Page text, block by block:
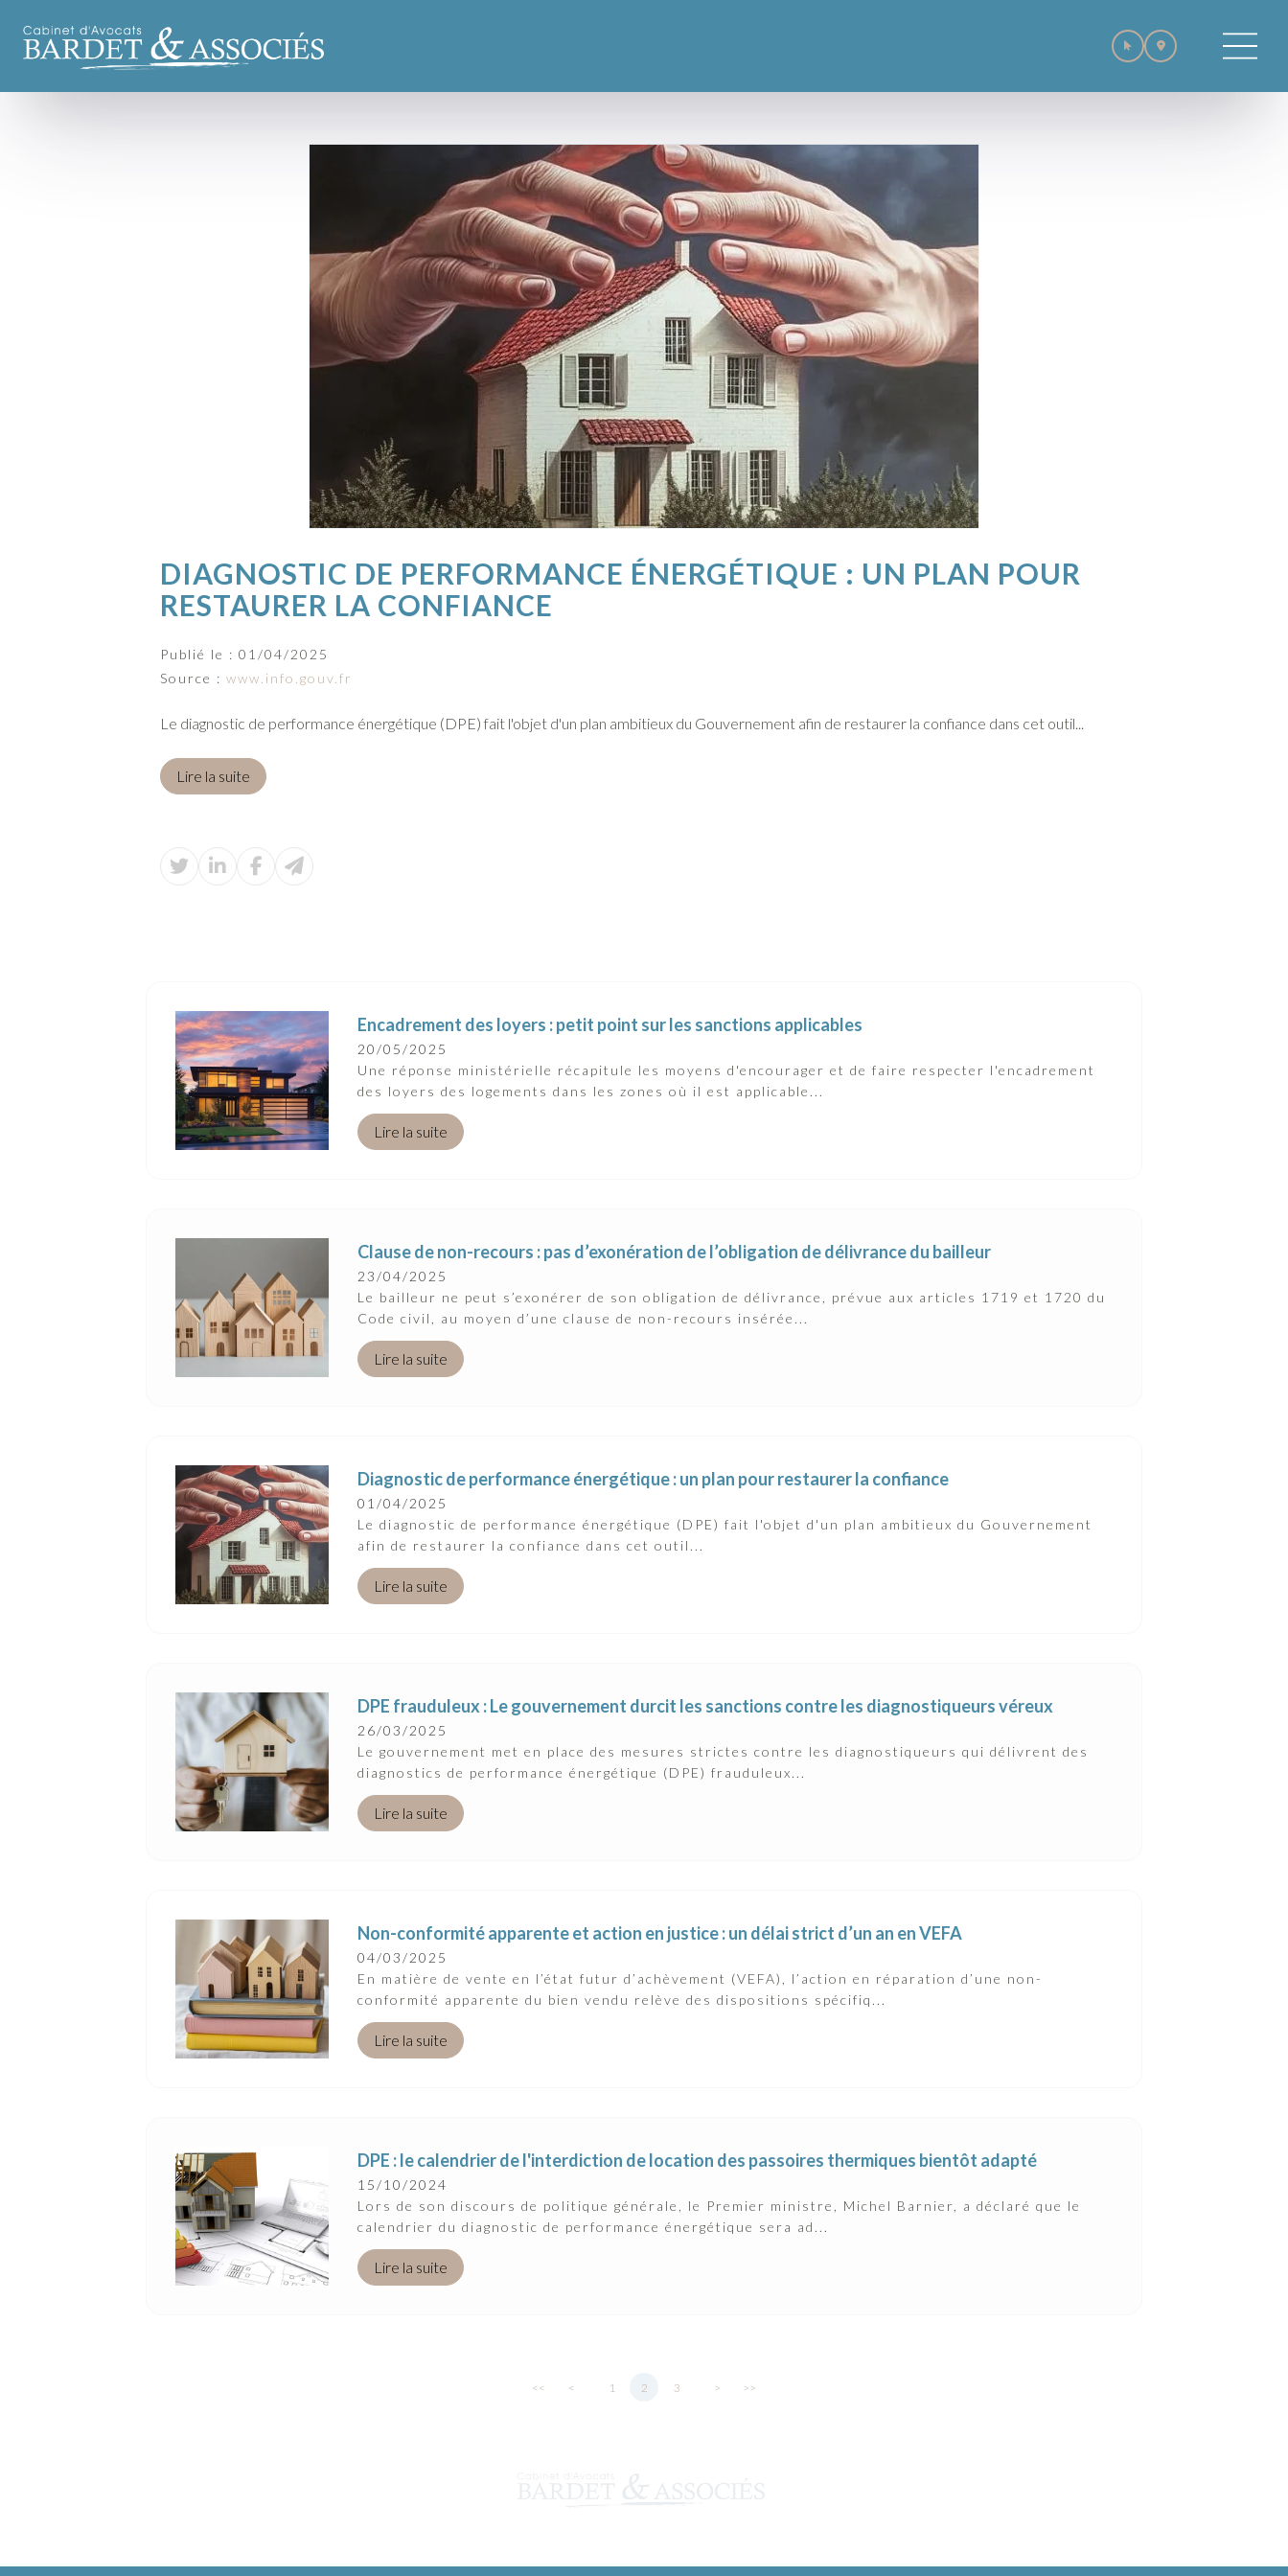
DIAGNOSTIC DE PERFORMANCE ÉNERGÉTIQUE : UN PLAN POUR
RESTAURER LA CONFIANCE
Publié le : 01/04/2025
Source : www.info.gouv.fr
Le diagnostic de performance énergétique (DPE) fait l'objet d'un plan ambitieux du Gouvernement afin de restaurer la confiance dans cet outil...
Lire la suite
Encadrement des loyers : petit point sur les sanctions applicables
20/05/2025
Une réponse ministérielle récapitule les moyens d'encourager et de faire respecter l'encadrement
des loyers des logements dans les zones où il est applicable...
Lire la suite
Clause de non-recours : pas d’exonération de l’obligation de délivrance du bailleur
23/04/2025
Le bailleur ne peut s’exonérer de son obligation de délivrance, prévue aux articles 1719 et 1720 du
Code civil, au moyen d’une clause de non-recours insérée...
Lire la suite
Diagnostic de performance énergétique : un plan pour restaurer la confiance
01/04/2025
Le diagnostic de performance énergétique (DPE) fait l'objet d'un plan ambitieux du Gouvernement
afin de restaurer la confiance dans cet outil...
Lire la suite
DPE frauduleux : Le gouvernement durcit les sanctions contre les diagnostiqueurs véreux
26/03/2025
Le gouvernement met en place des mesures strictes contre les diagnostiqueurs qui délivrent des
diagnostics de performance énergétique (DPE) frauduleux...
Lire la suite
Non-conformité apparente et action en justice : un délai strict d’un an en VEFA
04/03/2025
En matière de vente en l’état futur d’achèvement (VEFA), l’action en réparation d’une non-
conformité apparente du bien vendu relève des dispositions spécifiq...
Lire la suite
DPE : le calendrier de l'interdiction de location des passoires thermiques bientôt adapté
15/10/2024
Lors de son discours de politique générale, le Premier ministre, Michel Barnier, a déclaré que le
calendrier du diagnostic de performance énergétique sera ad...
Lire la suite
<< < 1 2 3 > >>